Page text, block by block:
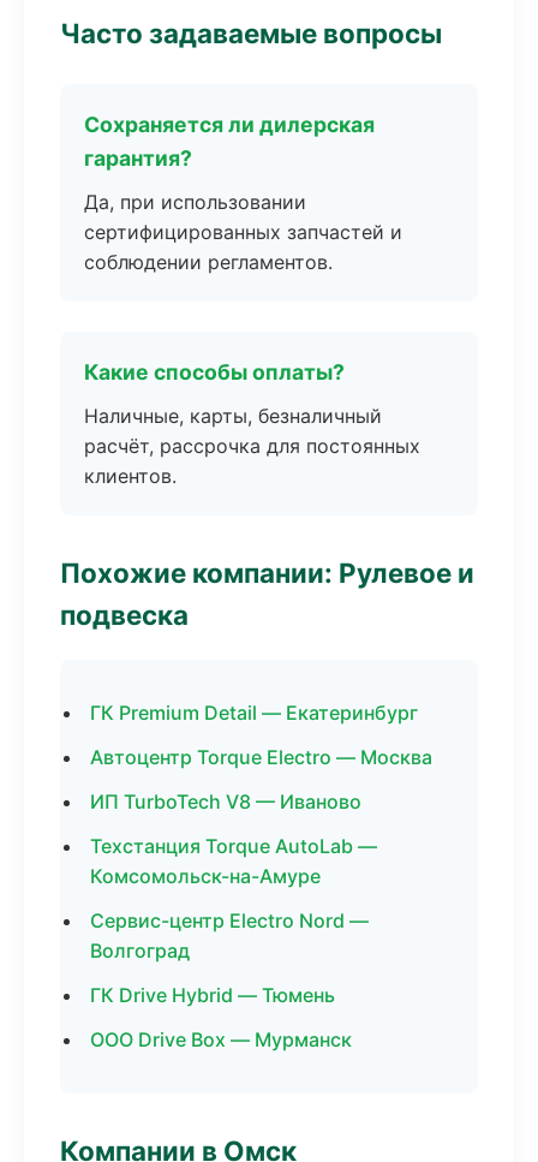
Часто задаваемые вопросы
Сохраняется ли дилерская
гарантия?
Да, при использовании
сертифицированных запчастей и
соблюдении регламентов.
Какие способы оплаты?
Наличные, карты, безналичный
расчёт, рассрочка для постоянных
клиентов.
Похожие компании: Рулевое и
подвеска
ГК Premium Detail — Екатеринбург
Автоцентр Torque Electro — Москва
ИП TurboTech V8 — Иваново
Техстанция Torque AutoLab —
Комсомольск-на-Амуре
Сервис-центр Electro Nord —
Волгоград
ГК Drive Hybrid — Тюмень
ООО Drive Box — Мурманск
Компании в Омск